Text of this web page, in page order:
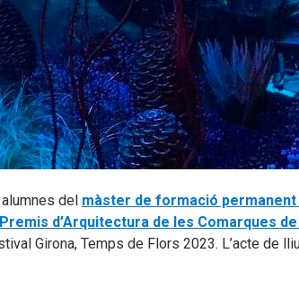
del màster de formació permanent
d’Arquitectura de les Comarques
Girona, Temps de Flors 2023. L’acte de